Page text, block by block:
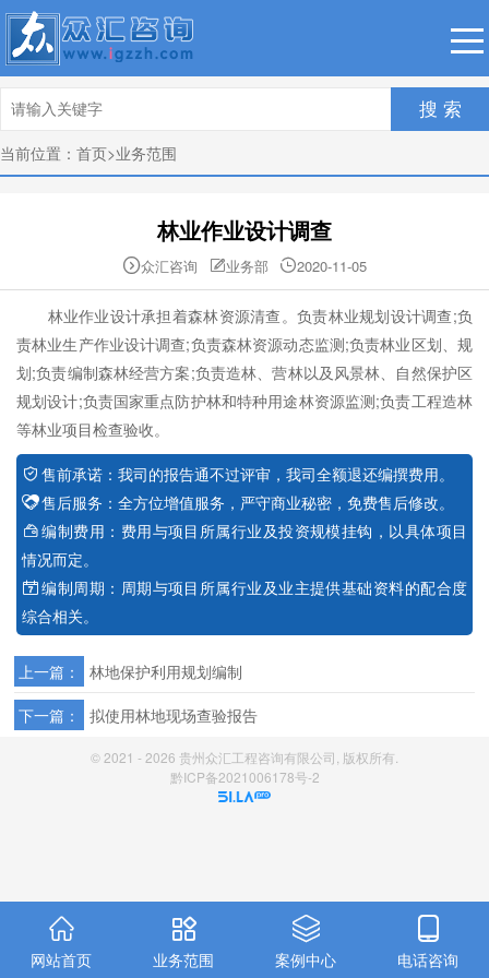
搜 索
当前位置： 首页>业务范围
林业作业设计调查
众汇咨询 业务部 2020-11-05
林业作业设计承担着森林资源清查。负责林业规划设计调查;负
责林业生产作业设计调查;负责森林资源动态监测;负责林业区划、规
划;负责编制森林经营方案;负责造林、营林以及风景林、自然保护区
规划设计;负责国家重点防护林和特种用途林资源监测;负责工程造林
等林业项目检查验收。
 售前承诺： 我司的报告通不过评审，我司全额退还编撰费用。
售后服务： 全方位增值服务，严守商业秘密，免费售后修改。
编制费用： 费用与项目所属行业及投资规模挂钩，以具体项目
情况而定。
编制周期： 周期与项目所属行业及业主提供基础资料的配合度
综合相关。
上一篇：
林地保护利用规划编制
下一篇：
拟使用林地现场查验报告
© 2021 - 2026 贵州众汇工程咨询有限公司, 版权所有.
黔ICP备2021006178号-2

网站首页

业务范围

案例中心

电话咨询